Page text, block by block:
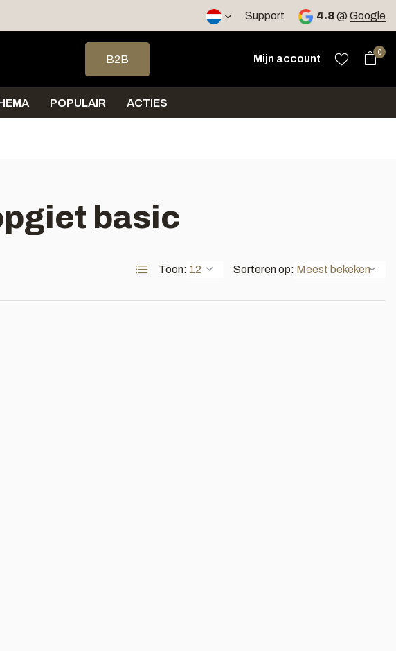
Support 4.8@ Google
de pijltjes op en neer om een beschikbaar resultaat te selecteren. Druk
B2B
Mijn account
0
POPULAIR ACTIES
basic
Toon: Sorteren op: